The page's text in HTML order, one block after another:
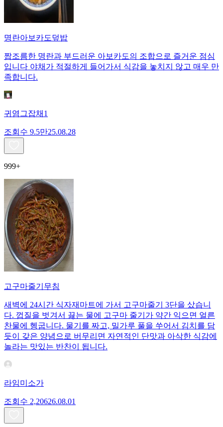
명란아보카도덮밥
짭조름한 명란과 부드러운 아보카도의 조합으로 즐거운 점심
입니다 야채가 적절하게 들어가서 식감을 놓치지 않고 매우 만
족합니다.
귀염그잡채1
조회수 9.5만25.08.28
999+
고구마줄기무침
새벽에 24시간 식자재마트에 가서 고구마줄기 3단을 샀습니
다. 껍질을 벗겨서 끓는 물에 고구마 줄기가 약간 익으면 얼른
찬물에 헹굽니다. 물기를 짜고, 밀가루 풀을 쑤어서 김치를 담
듯이 갖은 양념으로 버무리면 자연적인 단맛과 아삭한 식감에
놀라는 맛있는 반찬이 됩니다.
라임미소가
조회수 2,20626.08.01